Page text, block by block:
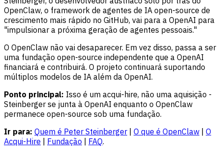
OpenClaw, o framework de agentes de IA open-source de
crescimento mais rápido no GitHub, vai para a OpenAI para
"impulsionar a próxima geração de agentes pessoais."
O OpenClaw não vai desaparecer. Em vez disso, passa a ser
uma fundação open-source independente que a OpenAI
financiará e contribuirá. O projeto continuará suportando
múltiplos modelos de IA além da OpenAI.
Ponto principal: Isso é um acqui-hire, não uma aquisição -
Steinberger se junta à OpenAI enquanto o OpenClaw
permanece open-source sob uma fundação.
Ir para: Quem é Peter Steinberger | O que é OpenClaw | O
Acqui-Hire | Fundação | FAQ.